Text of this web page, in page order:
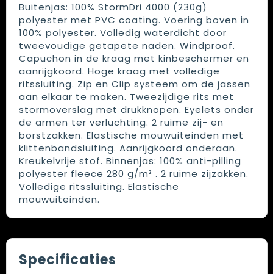
Buitenjas: 100% StormDri 4000 (230g)
polyester met PVC coating. Voering boven in
100% polyester. Volledig waterdicht door
tweevoudige getapete naden. Windproof.
Capuchon in de kraag met kinbeschermer en
aanrijgkoord. Hoge kraag met volledige
ritssluiting. Zip en Clip systeem om de jassen
aan elkaar te maken. Tweezijdige rits met
stormoverslag met drukknopen. Eyelets onder
de armen ter verluchting. 2 ruime zij- en
borstzakken. Elastische mouwuiteinden met
klittenbandsluiting. Aanrijgkoord onderaan.
Kreukelvrije stof. Binnenjas: 100% anti-pilling
polyester fleece 280 g/m² . 2 ruime zijzakken.
Volledige ritssluiting. Elastische
mouwuiteinden.
Specificaties